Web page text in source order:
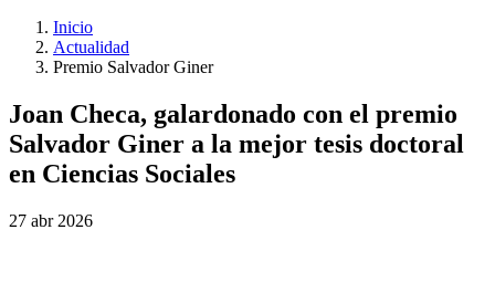
Inicio
Actualidad
Premio Salvador Giner
Joan Checa, galardonado con el premio
Salvador Giner a la mejor tesis doctoral
en Ciencias Sociales
27 abr 2026